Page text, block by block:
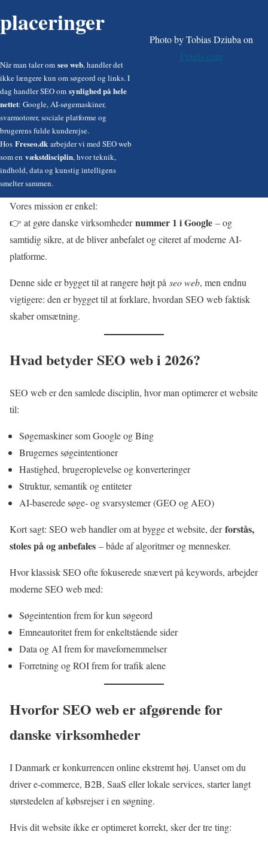
placeringer
Når man taler om seo web, handler det
ikke længere kun om søgeord og links. I
dag handler SEO om synlighed på hele
nettet: Google, AI-søgemaskiner,
svarmotorer, sociale platforme og
brugerens fulde kunderejse.
Hos Freseo.dk arbejder vi med SEO web
som en vækstdisciplin, hvor teknik,
indhold, data og kunstig intelligens
smelter sammen.
Photo by Tobias Dziuba on
Pexels.com
Vores mission er enkel:
👉 at gøre danske virksomhedernummer 1 i Google – og
samtidig sikre, at de bliver anbefalet og citeret af moderne AI-
platforme.
Denne side er bygget til at rangere højt på seo web, men endnu
vigtigere: den er bygget til at forklare, hvordan SEO web faktisk
skaber omsætning.
Hvad betyder SEO web i 2026?
SEO web er den samlede disciplin, hvor man optimerer et website
til:
Søgemaskiner som Google og Bing
Brugernes søgeintentioner
Hastighed, brugeroplevelse og konverteringer
Struktur, semantik og entiteter
AI-baserede søge- og svarsystemer (GEO og AEO)
Kort sagt: SEO web handler om at bygge et website, derforstås,
stoles på og anbefales – både af algoritmer og mennesker.
Hvor klassisk SEO ofte fokuserede snævert på keywords, arbejder
moderne SEO web med:
Søgeintention frem for kun søgeord
Emneautoritet frem for enkeltstående sider
Data og AI frem for mavefornemmelser
Forretning og ROI frem for trafik alene
Hvorfor SEO web er afgørende for
danske virksomheder
I Danmark er konkurrencen online ekstremt høj. Uanset om du
driver e-commerce, B2B, SaaS eller lokale services, starter langt
størstedelen af købsrejser i en søgning.
Hvis dit website ikke er optimeret korrekt, sker der tre ting: